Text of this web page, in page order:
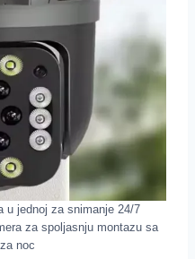
u jednoj za snimanje 24/7
za spoljasnju montazu sa
noc